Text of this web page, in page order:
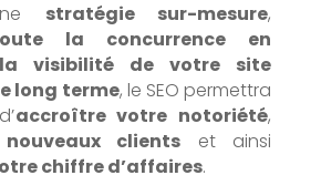
stratégie sur-mesure,
la concurrence en
visibilité de votre site
long terme, le SEO permettra
accroître votre notoriété,
clients et ainsi
chiffre d’affaires.